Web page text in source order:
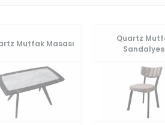
Mutfak Masası
Quartz